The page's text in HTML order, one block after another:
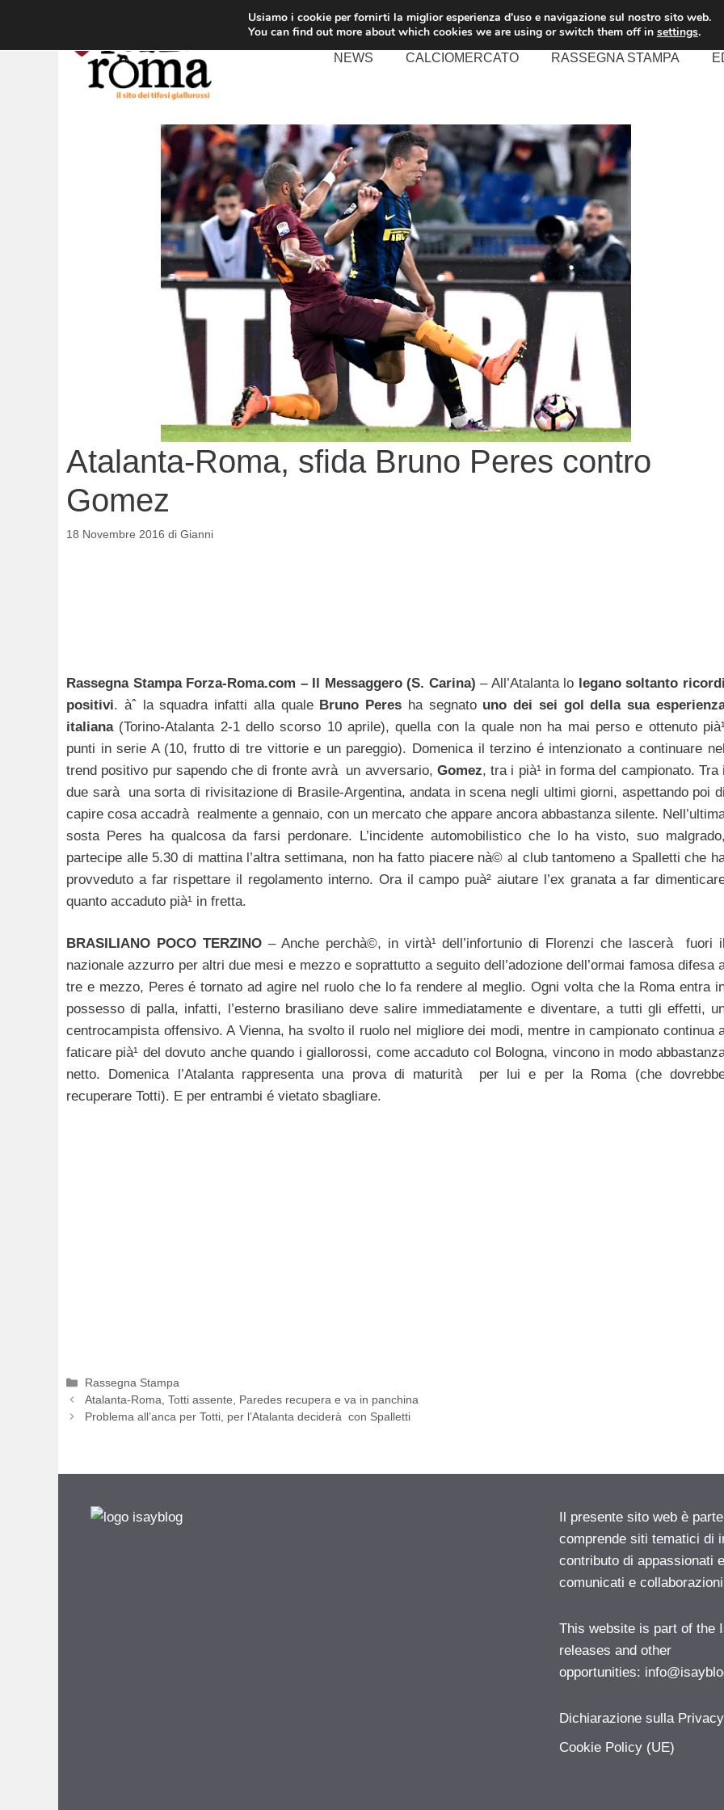
contenuto
NEWS CALCIOMERCATO RASSEGNA STAMPA
Atalanta-Roma, sfida Bruno Peres contro
Gomez
18 Novembre 2016 di Gianni
Rassegna Stampa Forza-Roma.com – Il Messaggero (S. Carina) – All’Atalanta lo legano soltanto ricordi
positivi. àˆ la squadra infatti alla quale Bruno Peres ha segnato uno dei sei gol della sua
italiana(Torino-Atalanta 2-1 dello scorso 10 aprile), quella con la quale non ha mai perso e ottenuto
punti in serie A (10, frutto di tre vittorie e un pareggio). Domenica il terzino é intenzionato a continuare nel
trend positivo pur sapendo che di fronte avrà un avversario, Gomez, tra i pià¹ in forma del campionato. Tra i
due sarà una sorta di rivisitazione di Brasile-Argentina, andata in scena negli ultimi giorni, aspettando poi di
capire cosa accadrà realmente a gennaio, con un mercato che appare ancora abbastanza silente.
sosta Peres ha qualcosa da farsi perdonare. L’incidente automobilistico che lo ha visto, suo malgrado,
partecipe alle 5.30 di mattina l’altra settimana, non ha fatto piacere nà© al club tantomeno a Spalletti che
provveduto a far rispettare il regolamento interno. Ora il campo puà² aiutare l’ex granata a far
quanto accaduto pià¹ in fretta.
BRASILIANO POCO TERZINO– Anche perchà©, in virtà¹ dell’infortunio di Florenzi che lascerà fuori il
nazionale azzurro per altri due mesi e mezzo e soprattutto a seguito dell’adozione dell’ormai famosa difesa
tre e mezzo, Peres é tornato ad agire nel ruolo che lo fa rendere al meglio. Ogni volta che la Roma entra
possesso di palla, infatti, l’esterno brasiliano deve salire immediatamente e diventare, a tutti gli effetti,
centrocampista offensivo. A Vienna, ha svolto il ruolo nel migliore dei modi, mentre in campionato continua
faticare pià¹ del dovuto anche quando i giallorossi, come accaduto col Bologna, vincono in modo
netto. Domenica l’Atalanta rappresenta una prova di maturità per lui e per la Roma (che
recuperare Totti). E per entrambi é vietato sbagliare.
Categorie
Rassegna Stampa
Atalanta-Roma, Totti assente, Paredes recupera e va in panchina
Problema all’anca per Totti, per l’Atalanta deciderà con Spalletti
Il presente sito web è
comprende siti tematici di
contributo di appassionati
comunicati e
This website is part of the
releases and other
opportunities:
Dichiarazione sulla
Cookie Policy (UE)
Usiamo i cookie per fornirti la miglior esperienza d'uso e navigazione sul nostro sito web.
You can find out more about which cookies we are using or switch them off in settings.